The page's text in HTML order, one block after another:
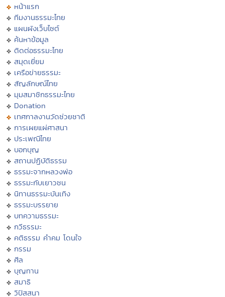
หน้าแรก
ทีมงานธรรมะไทย
แผนผังเว็บไซต์
ค้นหาข้อมูล
ติดต่อธรรมะไทย
สมุดเยี่ยม
เครือข่ายธรรมะ
สัญลักษณ์ไทย
มุมสมาชิกธรรมะไทย
Donation
เทศกาลงานวัดช่วยชาติ
การเผยแผ่ศาสนา
ประเพณีไทย
บอกบุญ
สถานปฏิบัติธรรม
ธรรมะจากหลวงพ่อ
ธรรมะกับเยาวชน
นิทานธรรมะบันเทิง
ธรรมะบรรยาย
บทความธรรมะ
กวีธรรมะ
คติธรรม คำคม โดนใจ
กรรม
ศีล
บุญทาน
สมาธิ
วิปัสสนา